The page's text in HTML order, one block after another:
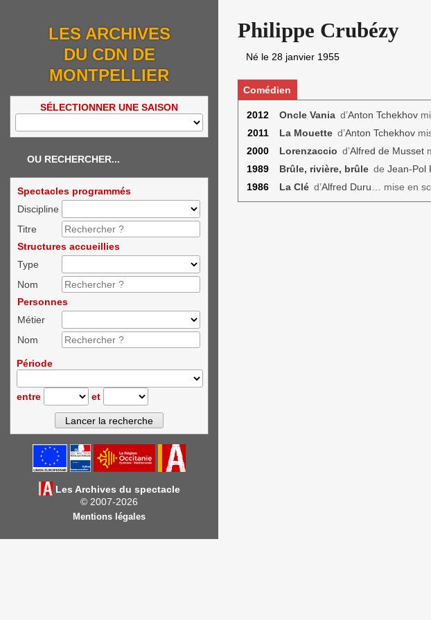
LES ARCHIVES
DU CDN DE
MONTPELLIER
SÉLECTIONNER UNE SAISON
OU RECHERCHER...
Spectacles programmés
Discipline
Titre
Structures accueillies
Type
Nom
Personnes
Métier
Nom
Période
entre et
Les Archives du spectacle
© 2007-2026
Mentions légales
Philippe Crubézy
Né le 28 janvier 1955
Comédien
2012 Oncle Vaniad’Anton Tchekhov
2011
La Mouetted’Anton Tchekhov
2000
Lorenzaccio d’Alfred de Musset
1989
Brûle, rivière, brûlede Jean-Pol
1986
La Cléd’Alfred Duru… mise en